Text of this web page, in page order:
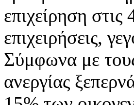
επιχείρηση
επιχειρήσεις,
Σύμφωνα με
ανεργίας